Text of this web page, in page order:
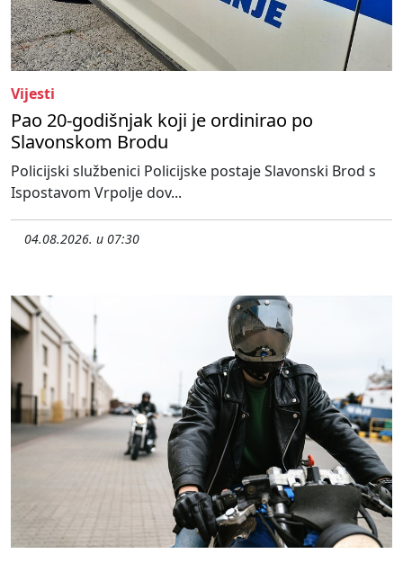
Vijesti
Pao 20-godišnjak koji je ordinirao po
Slavonskom Brodu
Policijski službenici Policijske postaje Slavonski Brod s
Ispostavom Vrpolje dov...
04.08.2026. u 07:30